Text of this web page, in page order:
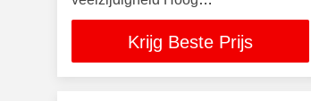
snelheidsnauwkeurigheid
Krijg Beste Prijs